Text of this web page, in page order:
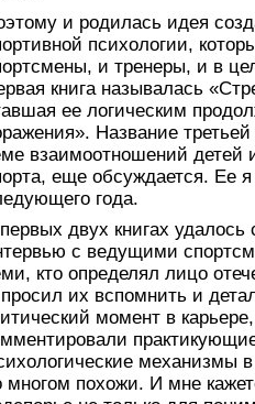
и родилась идея
психологии,
и тренеры, и в
книга называлась
ее логическим
Название
взаимоотношений детей
еще обсуждается. Ее
года.
двух книгах
с ведущими
кто определял лицо
их вспомнить и
момент в
механизмы
многом похожи. И мне